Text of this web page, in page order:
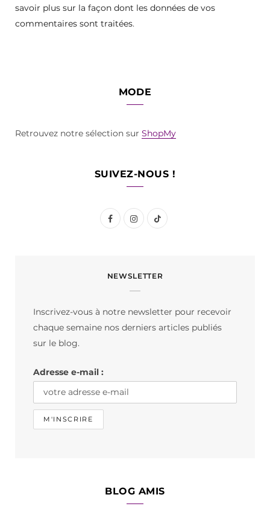
savoir plus sur la façon dont les données de vos
commentaires sont traitées.
MODE
Retrouvez notre sélection sur ShopMy
SUIVEZ-NOUS !
F
e
I
t
m
T
T
NEWSLETTER
Inscrivez-vous à notre newsletter pour recevoir
chaque semaine nos derniers articles publiés
sur le blog.
Adresse e-mail :
BLOG AMIS